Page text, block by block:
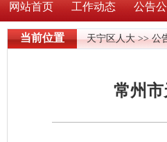
网站首页 工作动态 公告
当前位置 天宁区人大>>公
常州